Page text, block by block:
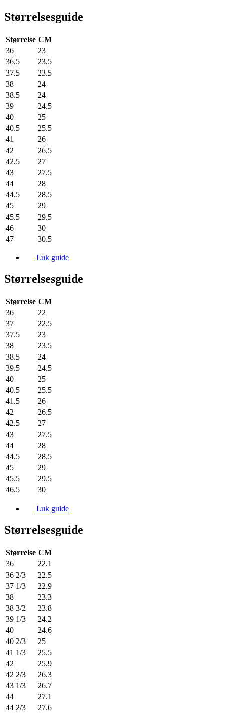
Størrelsesguide
Størrelse CM
36
23
36.5
23.5
37.5
23.5
38
24
38.5
24
39
24.5
40
25
40.5
25.5
41
26
42
26.5
42.5
27
43
27.5
44
28
44.5
28.5
45
29
45.5
29.5
46
30
47
30.5
Luk guide
Størrelsesguide
Størrelse CM
36
22
37
22.5
37.5
23
38
23.5
38.5
24
39.5
24.5
40
25
40.5
25.5
41.5
26
42
26.5
42.5
27
43
27.5
44
28
44.5
28.5
45
29
45.5
29.5
46.5
30
Luk guide
Størrelsesguide
Størrelse CM
36
22.1
36 2/3
22.5
37 1/3
22.9
38
23.3
38 3/2
23.8
39 1/3
24.2
40
24.6
40 2/3
25
41 1/3
25.5
42
25.9
42 2/3
26.3
43 1/3
26.7
44
27.1
44 2/3
27.6